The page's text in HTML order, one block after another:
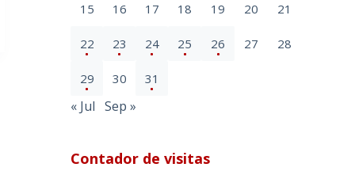
15 16 17 18 19 20 21
22 23 24 25 26 27 28
29 30 31
« Jul Sep »
Contador de visitas